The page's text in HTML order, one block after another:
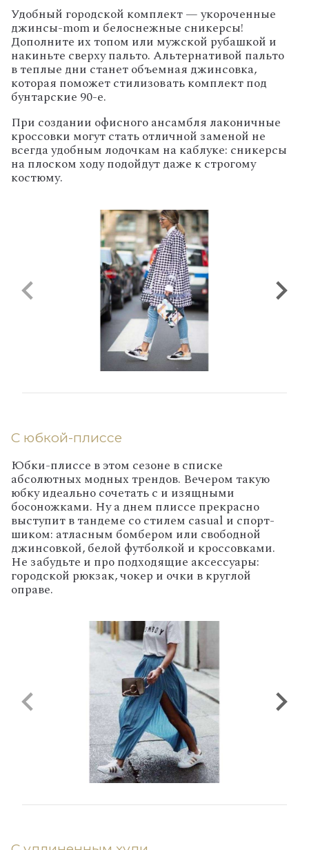
Удобный городской комплект — укороченные
джинсы-momи белоснежные сникерсы!
Дополните их топом или мужской рубашкой и
накиньте сверху пальто. Альтернативой пальто
в теплые дни станет объемная джинсовка,
которая поможет стилизовать комплект под
бунтарские 90-е.
При создании офисного ансамбля лаконичные
кроссовки могут стать отличной заменой не
всегда удобным лодочкам на каблуке: сникерсы
на плоском ходу подойдут даже к строгому
костюму.
С юбкой-плиссе
Юбки-плиссе в этом сезоне в списке
абсолютных модных трендов. Вечером такую
юбку идеально сочетать с и изящными
босоножками. Ну а днем плиссе прекрасно
выступит в тандеме со стилем casual и спорт-
шиком: атласным бомбером или свободной
джинсовкой, белой футболкой и кроссовками.
Не забудьте и про подходящие аксессуары:
городской рюкзак, чокер и очки в круглой
оправе.